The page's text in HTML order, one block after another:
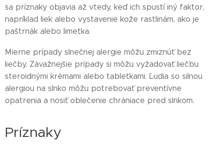
sa príznaky objavia až vtedy, keď ich spustí iný faktor,
napríklad liek alebo vystavenie kože rastlinám, ako je
paštrnák alebo limetka.
Mierne prípady slnečnej alergie môžu zmiznúť bez
liečby. Závažnejšie prípady si môžu vyžadovať liečbu
steroidnými krémami alebo tabletkami. Ľudia so silnou
alergiou na slnko môžu potrebovať preventívne
opatrenia a nosiť oblečenie chrániace pred slnkom.
Príznaky